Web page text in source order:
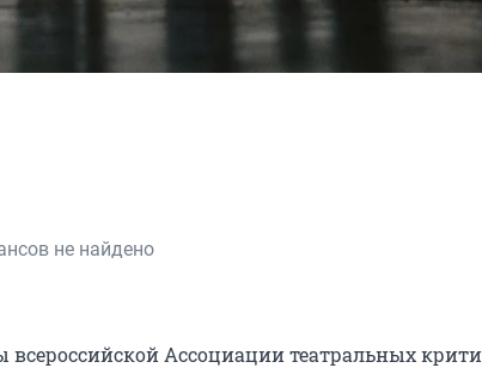
не найдено
всероссийской Ассоциации театральных